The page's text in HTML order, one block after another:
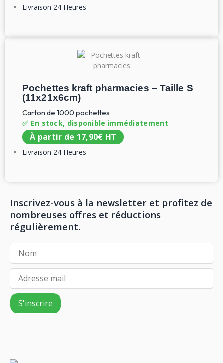
Livraison 24 Heures
Pochettes kraft pharmacies – Taille S
(11x21x6cm)
Carton de 1000 pochettes
✅ En stock, disponible immédiatement
À partir de 17,90€ HT
Livraison 24 Heures
Inscrivez-vous à la newsletter et profitez de
nombreuses offres et réductions
régulièrement.